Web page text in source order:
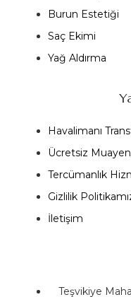
Burun Estetiği
Saç Ekimi
Yağ Aldırma
Havalimanı
Ücretsiz
Tercümanlık
Gizlilik
İletişim
Teşvikiye